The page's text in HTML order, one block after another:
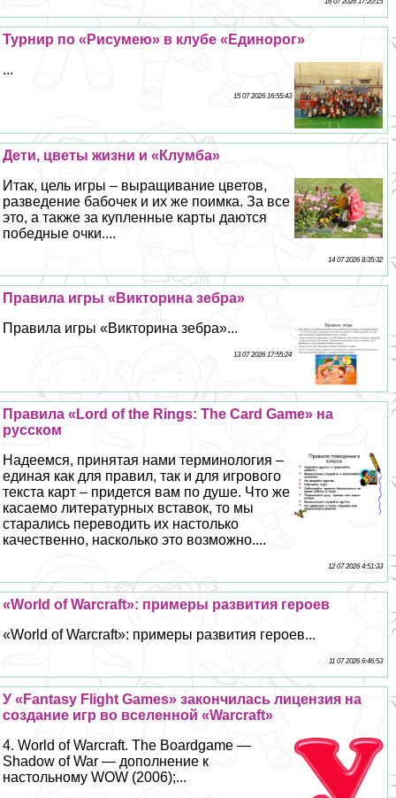
16 07 2026 17:20:15
Турнир по «Рисумею» в клубе «Единорог»
...
15 07 2026 16:55:43
Дети, цветы жизни и «Клумба»
Итак, цель игры – выращивание цветов,
разведение бабочек и их же поимка. За все
это, а также за купленные карты даются
победные очки....
14 07 2026 8:35:32
Правила игры «Викторина зебра»
Правила игры «Викторина зебра»...
13 07 2026 17:55:24
Правила «Lord of the Rings: The Card Game» на
русском
Надеемся, принятая нами терминология –
единая как для правил, так и для игрового
текста карт – придется вам по душе. Что же
касаемо литературных вставок, то мы
старались переводить их настолько
качественно, насколько это возможно....
12 07 2026 4:51:33
«World of Warcraft»: примеры развития героев
«World of Warcraft»: примеры развития героев...
11 07 2026 6:46:53
У «Fantasy Flight Games» закончилась лицензия на
создание игр во вселенной «Warcraft»
4. World of Warcraft. The Boardgame —
Shadow of War — дополнение к
настольному WOW (2006);...